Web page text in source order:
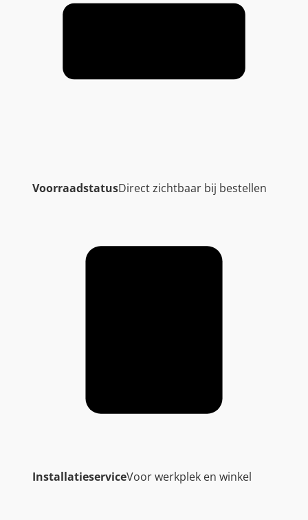
VoorraadstatusDirect zichtbaar bij bestellen
InstallatieserviceVoor werkplek en winkel